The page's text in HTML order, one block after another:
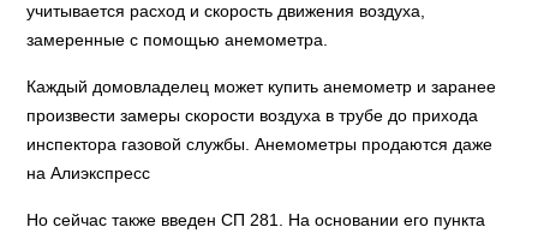
учитывается расход и скорость движения воздуха,
замеренные с помощью анемометра.
Каждый домовладелец может купить анемометр и заранее
произвести замеры скорости воздуха в трубе до прихода
инспектора газовой службы. Анемометры продаются даже
на Алиэкспресс
Но сейчас также введен СП 281. На основании его пункта